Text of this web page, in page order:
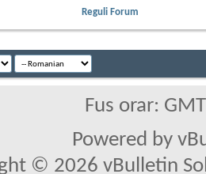
Reguli Forum
Fus orar:
Powered by
© 2026 vBulletin